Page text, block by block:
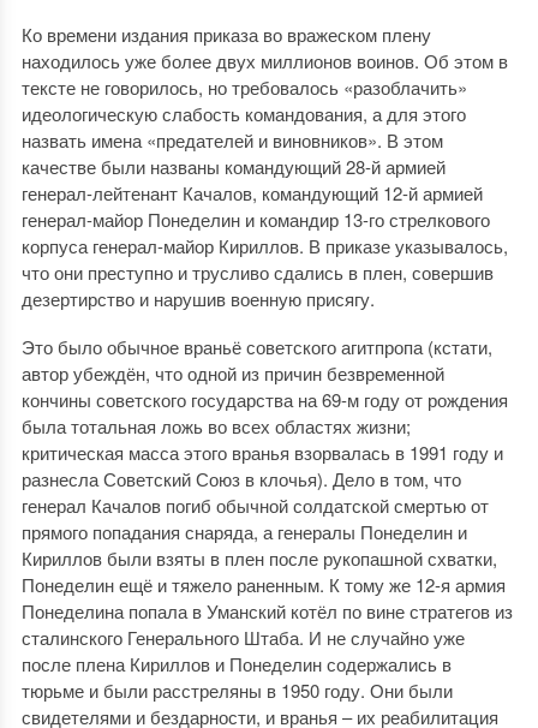
Ко времени издания приказа во вражеском плену
находилось уже более двух миллионов воинов. Об этом в
тексте не говорилось, но требовалось «разоблачить»
идеологическую слабость командования, а для этого
назвать имена «предателей и виновников». В этом
качестве были названы командующий 28-й армией
генерал-лейтенант Качалов, командующий 12-й армией
генерал-майор Понеделин и командир 13-го стрелкового
корпуса генерал-майор Кириллов. В приказе указывалось,
что они преступно и трусливо сдались в плен, совершив
дезертирство и нарушив военную присягу.
Это было обычное враньё советского агитпропа (кстати,
автор убеждён, что одной из причин безвременной
кончины советского государства на 69-м году от рождения
была тотальная ложь во всех областях жизни;
критическая масса этого вранья взорвалась в 1991 году и
разнесла Советский Союз в клочья). Дело в том, что
генерал Качалов погиб обычной солдатской смертью от
прямого попадания снаряда, а генералы Понеделин и
Кириллов были взяты в плен после рукопашной схватки,
Понеделин ещё и тяжело раненным. К тому же 12-я армия
Понеделина попала в Уманский котёл по вине стратегов из
сталинского Генерального Штаба. И не случайно уже
после плена Кириллов и Понеделин содержались в
тюрьме и были расстреляны в 1950 году. Они были
свидетелями и бездарности, и вранья – их реабилитация